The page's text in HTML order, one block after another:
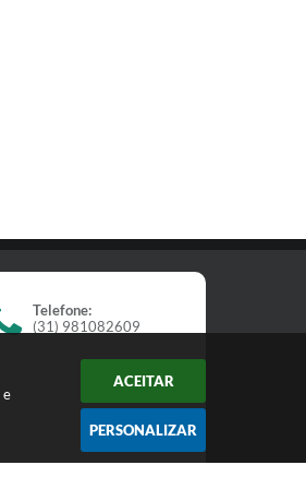
e
ACEITAR
PERSONALIZAR
Telefone:
(31) 981082609